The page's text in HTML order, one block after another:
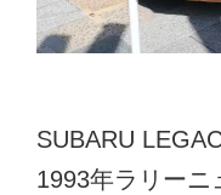
SUBARU
1993年ラリーニ